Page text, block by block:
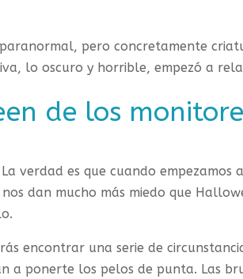
pero concretamente
lo oscuro y horrible, empezó a
de los
verdad es que cuando empezamos
nos dan mucho más miedo que
encontrar una serie de
a ponerte los pelos de punta. Las